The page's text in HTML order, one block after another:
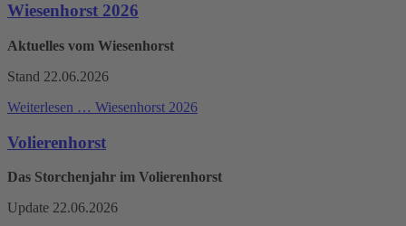
Wiesenhorst 2026
Aktuelles vom Wiesenhorst
Stand 22.06.2026
Weiterlesen … Wiesenhorst 2026
Volierenhorst
Das Storchenjahr im Volierenhorst
Update 22.06.2026